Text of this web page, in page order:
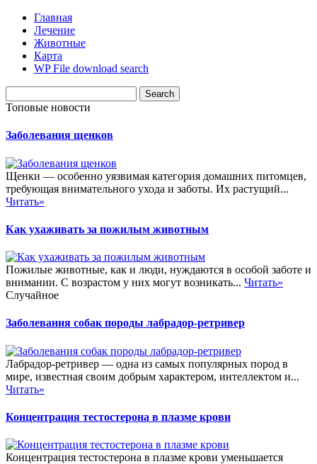
Главная
Лечение
Животные
Карта
WP File download search
Топовые новости
Заболевания щенков
Щенки — особенно уязвимая категория домашних питомцев,
требующая внимательного ухода и заботы. Их растущий...
Читать»
Как ухаживать за пожилым животным
Пожилые животные, как и люди, нуждаются в особой заботе и
внимании. С возрастом у них могут возникать... Читать»
Случайное
Заболевания собак породы лабрадор-ретривер
Лабрадор-ретривер — одна из самых популярных пород в
мире, известная своим добрым характером, интеллектом и...
Читать»
Концентрация тестостерона в плазме крови
Концентрация тестостерона в плазме крови уменьшается